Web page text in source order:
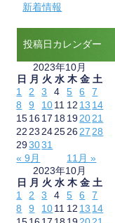
新着情報
投稿日カレンダー
2023年10月
日
月 火 水 木 金 土
« 9月 11月 »
1 2 3 4 5 6
7
8
9 1011 12 13 14
1516 17 18 192021
22 23 242526 27 28
293031
2023年10月
日
月 火 水 木 金 土
1 2 3 4 5 6
7
8
9 1011 12 13 14